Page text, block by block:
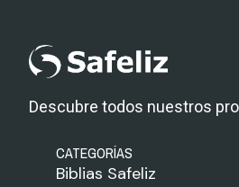
Descubre todos nuestros
CATEGORÍAS
Biblias Safeliz